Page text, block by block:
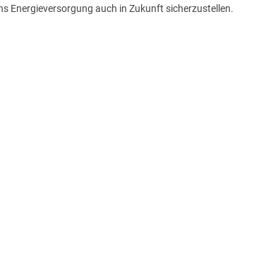
Energieversorgung auch in Zukunft sicherzustellen.